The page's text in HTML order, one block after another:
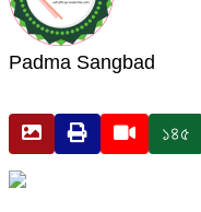
Padma Sangbad
১৪৫